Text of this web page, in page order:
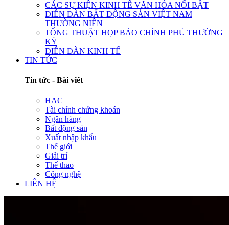
CÁC SỰ KIỆN KINH TẾ VĂN HÓA NỔI BẬT
DIỄN ĐÀN BẤT ĐỘNG SẢN VIỆT NAM
THƯỜNG NIÊN
TỔNG THUẬT HỌP BÁO CHÍNH PHỦ THƯỜNG
KỲ
DIỄN ĐÀN KINH TẾ
TIN TỨC
Tin tức - Bài viết
HAC
Tài chính chứng khoán
Ngân hàng
Bất động sản
Xuất nhập khẩu
Thế giới
Giải trí
Thể thao
Công nghệ
LIÊN HỆ